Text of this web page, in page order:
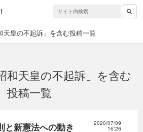
天皇の不起訴」を含む投稿一覧
和天皇の不起訴」を含む
投稿一覧
と新憲法への動き 2020/07/09
16:26